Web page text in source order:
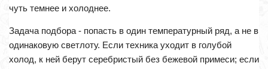
чуть темнее и холоднее.
Задача подбора - попасть в один температурный ряд, а не в
одинаковую светлоту. Если техника уходит в голубой
холод, к ней берут серебристый без бежевой примеси; если